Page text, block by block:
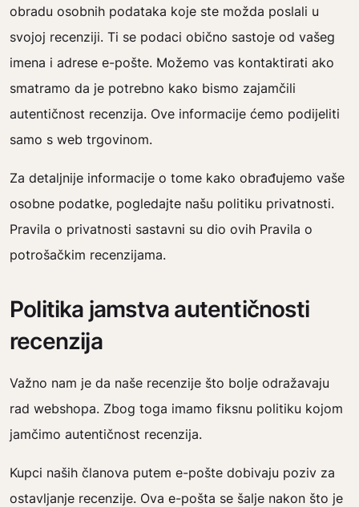
obradu osobnih podataka koje ste možda poslali u
svojoj recenziji. Ti se podaci obično sastoje od vašeg
imena i adrese e-pošte. Možemo vas kontaktirati ako
smatramo da je potrebno kako bismo zajamčili
autentičnost recenzija. Ove informacije ćemo podijeliti
samo s web trgovinom.
Za detaljnije informacije o tome kako obrađujemo vaše
osobne podatke, pogledajte našu politiku privatnosti.
Pravila o privatnosti sastavni su dio ovih Pravila o
potrošačkim recenzijama.
Politika jamstva autentičnosti
recenzija
Važno nam je da naše recenzije što bolje odražavaju
rad webshopa. Zbog toga imamo fiksnu politiku kojom
jamčimo autentičnost recenzija.
Kupci naših članova putem e-pošte dobivaju poziv za
ostavljanje recenzije. Ova e-pošta se šalje nakon što je